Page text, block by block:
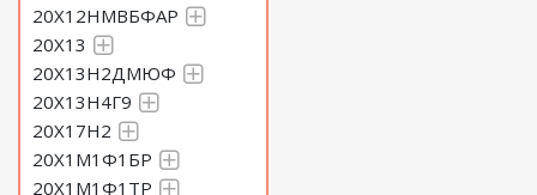
20Х12НМВБФАР
20Х13
20Х13Н2ДМЮФ
20Х13Н4Г9
20Х17Н2
20Х1М1Ф1БР
20Х1М1Ф1ТР